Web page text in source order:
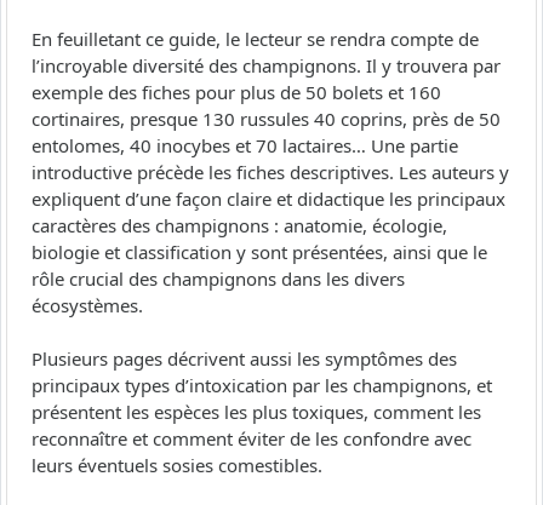
En feuilletant ce guide, le lecteur se rendra compte de
l’incroyable diversité des champignons. Il y trouvera par
exemple des fiches pour plus de 50 bolets et 160
cortinaires, presque 130 russules 40 coprins, près de 50
entolomes, 40 inocybes et 70 lactaires… Une partie
introductive précède les fiches descriptives. Les auteurs y
expliquent d’une façon claire et didactique les principaux
caractères des champignons : anatomie, écologie,
biologie et classification y sont présentées, ainsi que le
rôle crucial des champignons dans les divers
écosystèmes.
Plusieurs pages décrivent aussi les symptômes des
principaux types d’intoxication par les champignons, et
présentent les espèces les plus toxiques, comment les
reconnaître et comment éviter de les confondre avec
leurs éventuels sosies comestibles.